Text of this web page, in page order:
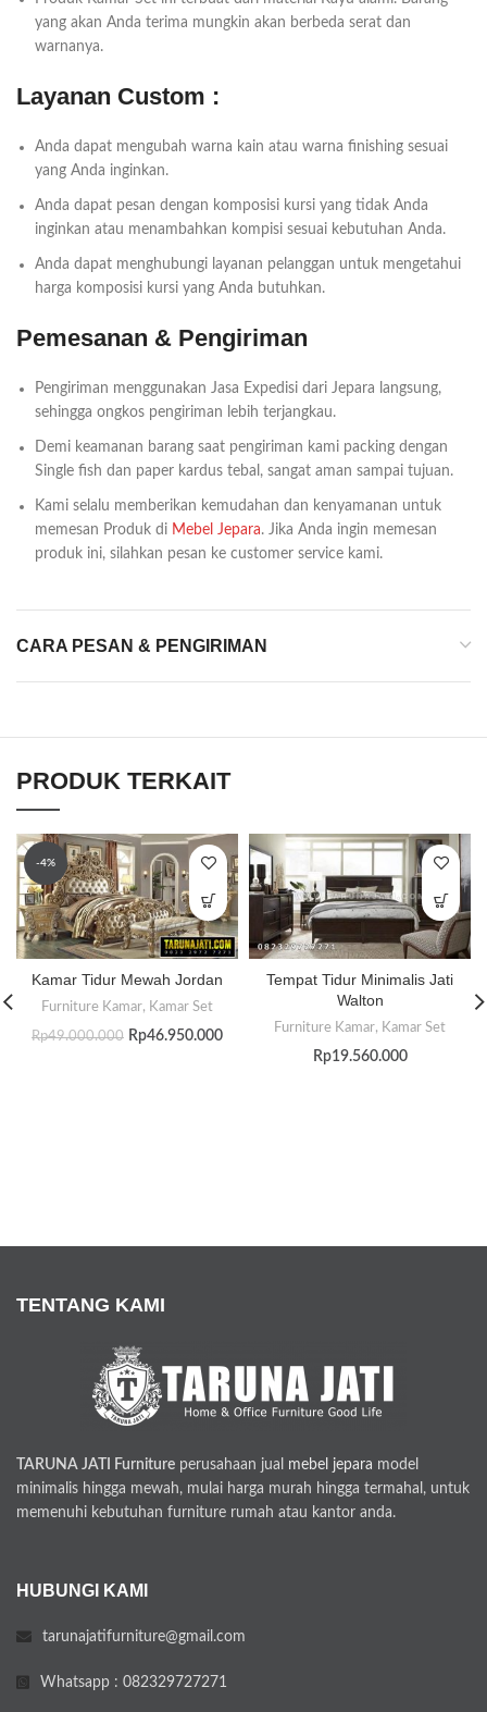
yang akan Anda terima mungkin akan berbeda serat dan
warnanya.
Layanan Custom :
Anda dapat mengubah warna kain atau warna finishing sesuai
yang Anda inginkan.
Anda dapat pesan dengan komposisi kursi yang tidak Anda
inginkan atau menambahkan kompisi sesuai kebutuhan Anda.
Anda dapat menghubungi layanan pelanggan untuk mengetahui
harga komposisi kursi yang Anda butuhkan.
Pemesanan & Pengiriman
Pengiriman menggunakan Jasa Expedisi dari Jepara langsung,
sehingga ongkos pengiriman lebih terjangkau.
Demi keamanan barang saat pengiriman kami packing dengan
Single fish dan paper kardus tebal, sangat aman sampai tujuan.
Kami selalu memberikan kemudahan dan kenyamanan untuk
memesan Produk di Mebel Jepara. Jika Anda ingin memesan
produk ini, silahkan pesan ke customer service kami.
CARA PESAN & PENGIRIMAN
PRODUK TERKAIT
-4%
Kamar Tidur Mewah Jordan
Furniture Kamar, Kamar Set
Rp49.000.000 Rp46.950.000
Tempat Tidur Minimalis Jati
Walton
Furniture Kamar, Kamar Set
Rp19.560.000
TENTANG KAMI
TARUNA JATI Furniture perusahaan jual mebel jepara model
minimalis hingga mewah, mulai harga murah hingga termahal, untuk
memenuhi kebutuhan furniture rumah atau kantor anda.
HUBUNGI KAMI
tarunajatifurniture@gmail.com
Whatsapp : 082329727271